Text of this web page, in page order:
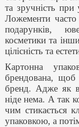
та зручність при
Ложементи часто
подарунків,
косметики та
цілісність та
Картонна
брендована, щоб
бренд. Адже як
ніде нема. А так
чим стикається
упаковкою, а